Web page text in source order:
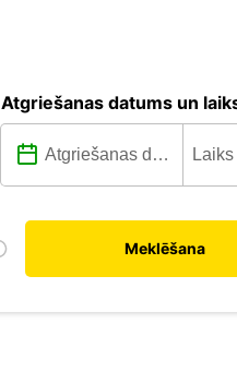
Atgriešanas datums un
Meklēšana